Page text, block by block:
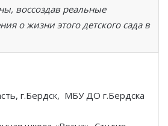
воссоздав реальные
о жизни этого детского сада в
г.Бердск, МБУ ДО г.Бердска